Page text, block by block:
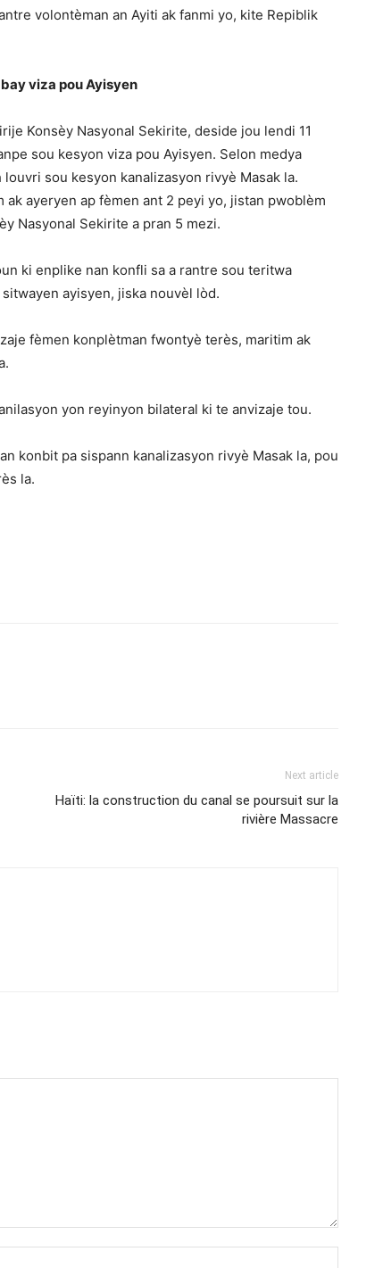
volontèman an Ayiti ak fanmi yo, kite Repiblik
viza pou Ayisyen
Konsèy Nasyonal Sekirite, deside jou lendi 11
sou kesyon viza pou Ayisyen. Selon medya
sou kesyon kanalizasyon rivyè Masak la.
ayeryen ap fèmen ant 2 peyi yo, jistan pwoblèm
Nasyonal Sekirite a pran 5 mezi.
ki enplike nan konfli sa a rantre sou teritwa
ayisyen, jiska nouvèl lòd.
fèmen konplètman fwontyè terès, maritim ak
yon reyinyon bilateral ki te anvizaje tou.
konbit pa sispann kanalizasyon rivyè Masak la, pou
la.
Next article
Haïti: la construction du canal se poursuit sur la
rivière Massacre